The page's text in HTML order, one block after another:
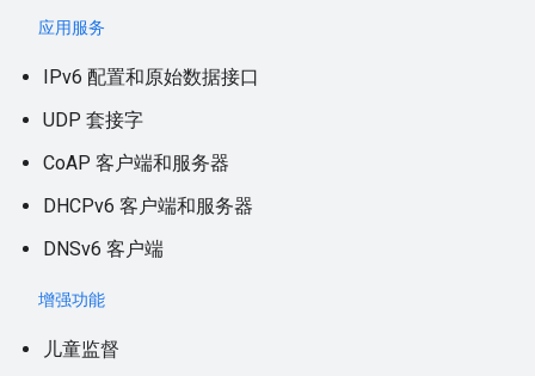
应用服务
IPv6 配置和原始数据接口
UDP 套接字
CoAP 客户端和服务器
DHCPv6 客户端和服务器
DNSv6 客户端
增强功能
儿童监督